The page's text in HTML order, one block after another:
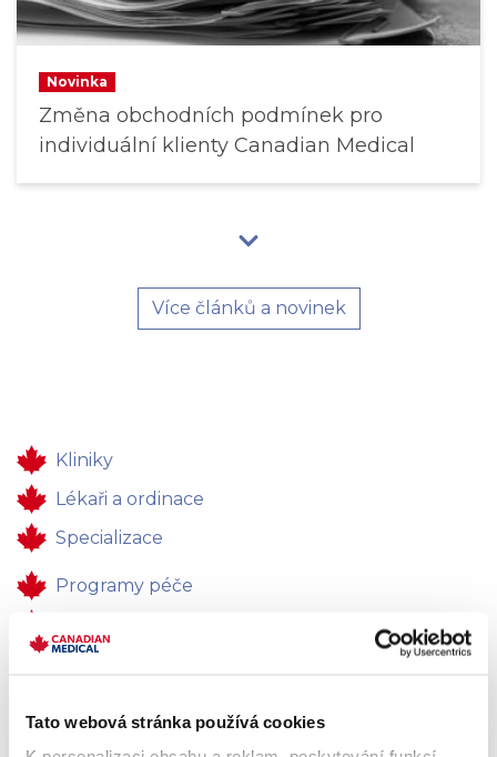
Tato webová stránka používá cookies
Novinka
Změna obchodních podmínek pro
individuální klienty Canadian Medical
Více článků a novinek
Kliniky
Lékaři a ordinace
Specializace
Programy péče
Kontakty
Zpětná vazba